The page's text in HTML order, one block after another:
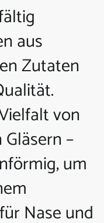
aus
Zutaten
von
–
um
Nase und